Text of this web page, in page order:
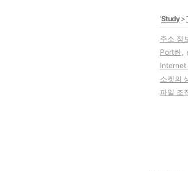
'Study>
주소 정
Port란,
Internet
소켓의
파일 조